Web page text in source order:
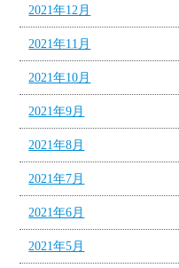
2021年12月
2021年11月
2021年10月
2021年9月
2021年8月
2021年7月
2021年6月
2021年5月